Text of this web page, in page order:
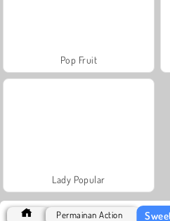
Pop Fruit
Lady Popular
Permainan Action